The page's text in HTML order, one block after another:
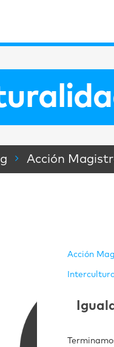
Acción
Acción